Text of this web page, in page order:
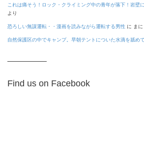
これは痛そう！ロック・クライミング中の青年が落下！岩壁
より
恐ろしい無謀運転・・漫画を読みながら運転する男性 に まに
自然保護区の中でキャンプ。早朝テントについた水滴を舐め
Find us on Facebook